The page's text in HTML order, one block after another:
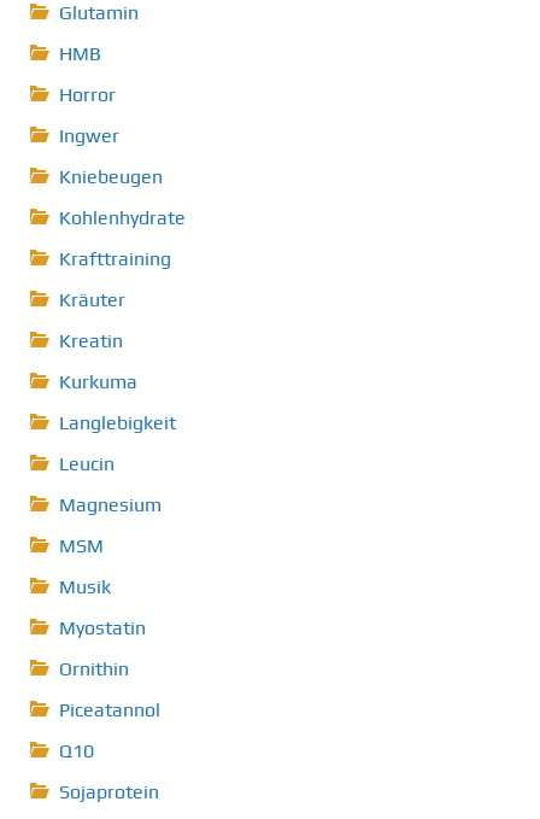
Glutamin
HMB
Horror
Ingwer
Kniebeugen
Kohlenhydrate
Krafttraining
Kräuter
Kreatin
Kurkuma
Langlebigkeit
Leucin
Magnesium
MSM
Musik
Myostatin
Ornithin
Piceatannol
Q10
Sojaprotein